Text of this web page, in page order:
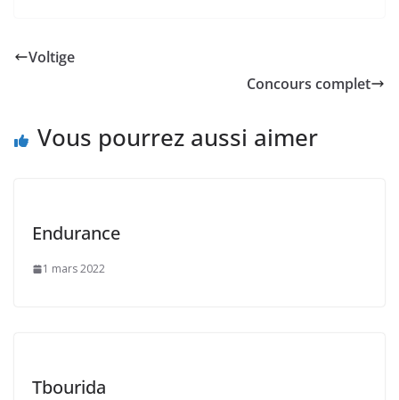
Voltige
Concours complet
Vous pourrez aussi aimer
Endurance
1 mars 2022
Tbourida